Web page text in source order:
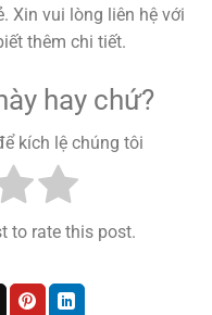
Xin vui lòng liên hệ với
thêm chi tiết.
hay chứ?
kích lệ chúng tôi
to rate this post.